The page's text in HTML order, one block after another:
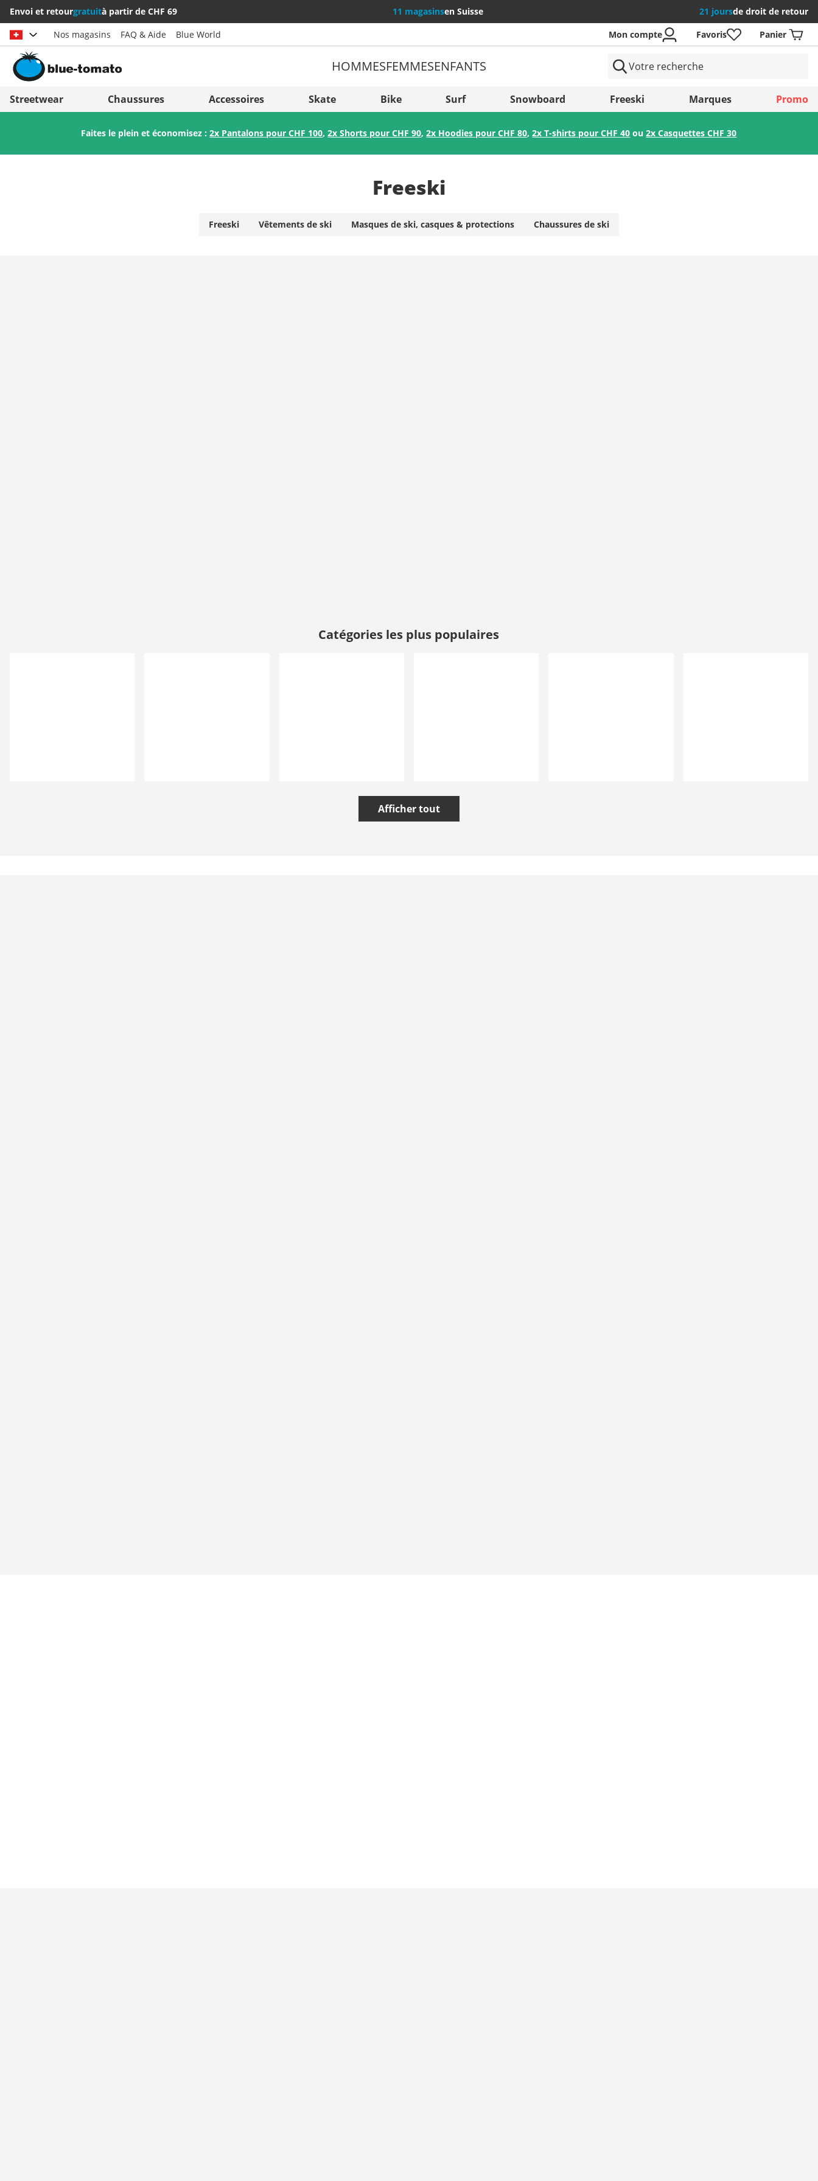
Envoi et retourgratuità partir de CHF 69 11 magasinsen Suisse 21 joursde droit de retour
Choisir le pays
Österreich
Schweiz (Deutsch)
Italia (Italiano)
Italien (Deutsch)
Slovenija
België (Nederlands)
Enregistrer
Nos magasins FAQ & Aide Blue World Mon compte Favoris Panier
HOMMESFEMMESENFANTS
Streetwear Chaussures Accessoires Skate Bike Surf Snowboard Freeski Marques Promo
Faites le plein et économisez :2x Pantalons pour CHF 100,2x Shorts pour CHF 90,2x Hoodies pour CHF 80,2x T-shirts pour CHF 40 ou2x Casquettes CHF 30
Freeski
Freeski Vêtements de ski Masques de ski, casques & protections Chaussures de ski
Catégories les plus populaires
Afficher tout